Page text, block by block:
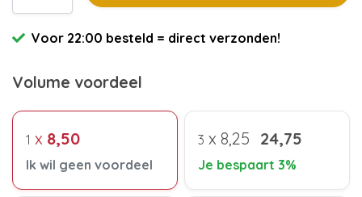
Voor 22:00 besteld = direct verzonden!
Volume voordeel
1 x 8,50
Ik wil geen voordeel
3 x 8,25 24,75
Je bespaart 3%